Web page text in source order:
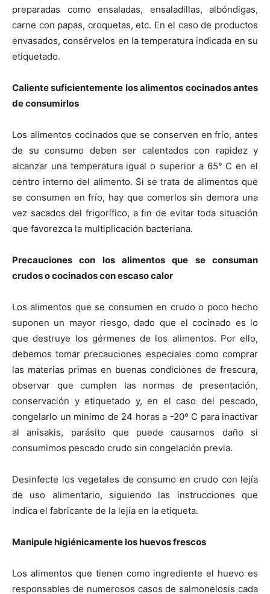
preparadas como ensaladas, ensaladillas, albóndigas,
carne con papas, croquetas, etc. En el caso de productos
envasados, consérvelos en la temperatura indicada en su
etiquetado.
Caliente suficientemente los alimentos cocinados antes
de consumirlos
Los alimentos cocinados que se conserven en frío, antes
de su consumo deben ser calentados con rapidez y
alcanzar una temperatura igual o superior a 65° C en el
centro interno del alimento. Si se trata de alimentos que
se consumen en frío, hay que comerlos sin demora una
vez sacados del frigorífico, a fin de evitar toda situación
que favorezca la multiplicación bacteriana.
Precauciones con los alimentos que se consuman
crudos o cocinados con escaso calor
Los alimentos que se consumen en crudo o poco hecho
suponen un mayor riesgo, dado que el cocinado es lo
que destruye los gérmenes de los alimentos. Por ello,
debemos tomar precauciones especiales como comprar
las materias primas en buenas condiciones de frescura,
observar que cumplen las normas de presentación,
conservación y etiquetado y, en el caso del pescado,
congelarlo un mínimo de 24 horas a -20º C para inactivar
al anisakis, parásito que puede causarnos daño si
consumimos pescado crudo sin congelación previa.
Desinfecte los vegetales de consumo en crudo con lejía
de uso alimentario, siguiendo las instrucciones que
indica el fabricante de la lejía en la etiqueta.
Manipule higiénicamente los huevos frescos
Los alimentos que tienen como ingrediente el huevo es
responsables de numerosos casos de salmonelosis cada